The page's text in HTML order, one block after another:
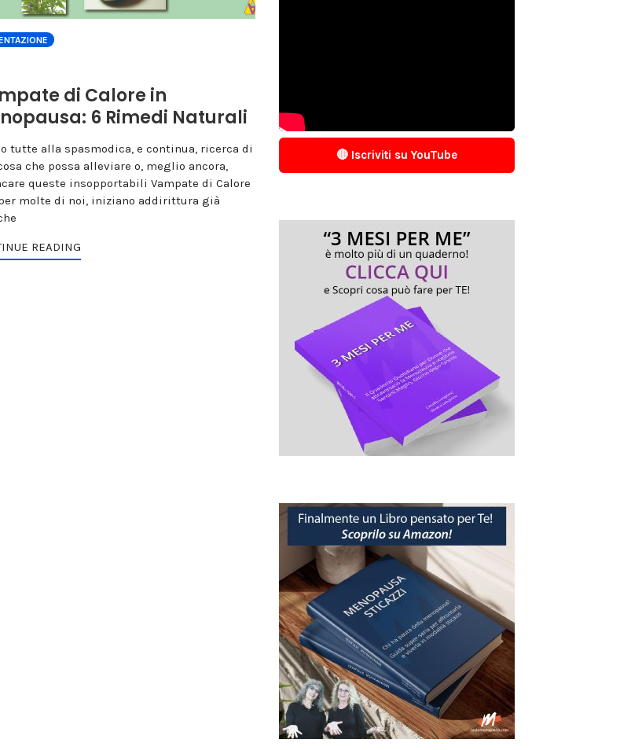
di Calore in
6 Rimedi Naturali
tutte alla spasmodica, e continua, ricerca di
che possa alleviare o, meglio ancora,
queste insopportabili Vampate di Calore
molte di noi, iniziano addirittura già
READING
🔴 Iscriviti su YouTube